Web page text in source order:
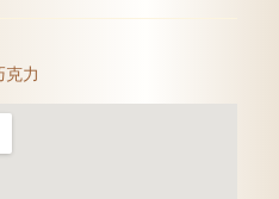
可可粉/咖啡粉
克力